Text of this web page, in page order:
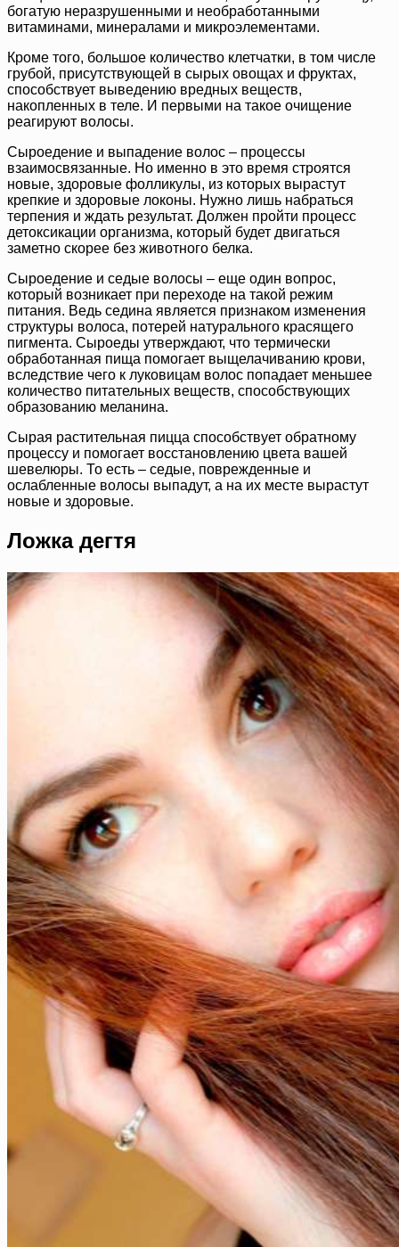
богатую неразрушенными и необработанными
витаминами, минералами и микроэлементами.
Кроме того, большое количество клетчатки, в том числе
грубой, присутствующей в сырых овощах и фруктах,
способствует выведению вредных веществ,
накопленных в теле. И первыми на такое очищение
реагируют волосы.
Сыроедение и выпадение волос – процессы
взаимосвязанные. Но именно в это время строятся
новые, здоровые фолликулы, из которых вырастут
крепкие и здоровые локоны. Нужно лишь набраться
терпения и ждать результат. Должен пройти процесс
детоксикации организма, который будет двигаться
заметно скорее без животного белка.
Сыроедение и седые волосы – еще один вопрос,
который возникает при переходе на такой режим
питания. Ведь седина является признаком изменения
структуры волоса, потерей натурального красящего
пигмента. Сыроеды утверждают, что термически
обработанная пища помогает выщелачиванию крови,
вследствие чего к луковицам волос попадает меньшее
количество питательных веществ, способствующих
образованию меланина.
Сырая растительная пицца способствует обратному
процессу и помогает восстановлению цвета вашей
шевелюры. То есть – седые, поврежденные и
ослабленные волосы выпадут, а на их месте вырастут
новые и здоровые.
Ложка дегтя